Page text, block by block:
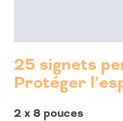
25 signets
Protéger
2 x 8 pouces